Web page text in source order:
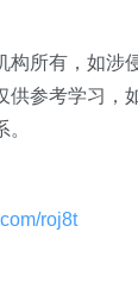
构所有，如涉
供参考学习，
roj8t